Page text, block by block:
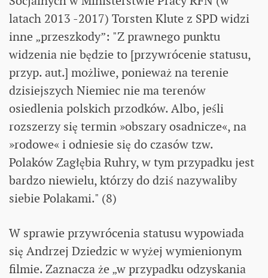
latach 2013 -2017) Torsten Klute z SPD widzi
inne „przeszkody”: "Z prawnego punktu
widzenia nie będzie to [przywrócenie statusu,
przyp. aut.] możliwe, ponieważ na terenie
dzisiejszych Niemiec nie ma terenów
osiedlenia polskich przodków. Albo, jeśli
rozszerzy się termin »obszary osadnicze«, na
»rodowe« i odniesie się do czasów tzw.
Polaków Zagłębia Ruhry, w tym przypadku jest
bardzo niewielu, którzy do dziś nazywaliby
siebie Polakami." (8)
W sprawie przywrócenia statusu wypowiada
się Andrzej Dziedzic w wyżej wymienionym
filmie. Zaznacza że „w przypadku odzyskania